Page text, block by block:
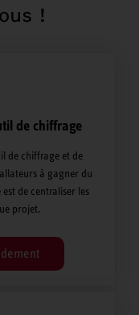
!
de chiffrage
de chiffrage et de
à gagner du
de centraliser les
projet.